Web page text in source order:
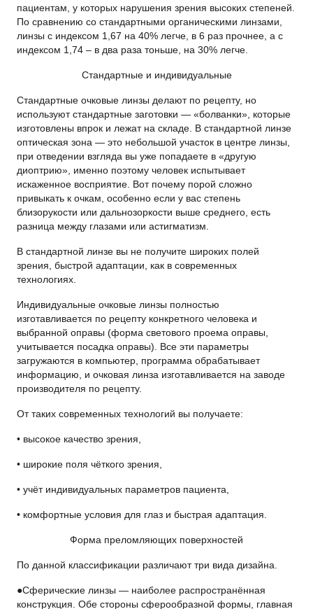
пациентам, у которых нарушения зрения высоких степеней.
По сравнению со стандартными органическими линзами,
линзы с индексом 1,67 на 40% легче, в 6 раз прочнее, а с
индексом 1,74 – в два раза тоньше, на 30% легче.
Стандартные и индивидуальные
Стандартные очковые линзы делают по рецепту, но
используют стандартные заготовки — «болванки», которые
изготовлены впрок и лежат на складе. В стандартной линзе
оптическая зона — это небольшой участок в центре линзы,
при отведении взгляда вы уже попадаете в «другую
диоптрию», именно поэтому человек испытывает
искаженное восприятие. Вот почему порой сложно
привыкать к очкам, особенно если у вас степень
близорукости или дальнозоркости выше среднего, есть
разница между глазами или астигматизм.
В стандартной линзе вы не получите широких полей
зрения, быстрой адаптации, как в современных
технологиях.
Индивидуальные очковые линзы полностью
изготавливается по рецепту конкретного человека и
выбранной оправы (форма светового проема оправы,
учитывается посадка оправы). Все эти параметры
загружаются в компьютер, программа обрабатывает
информацию, и очковая линза изготавливается на заводе
производителя по рецепту.
От таких современных технологий вы получаете:
• высокое качество зрения,
• широкие поля чёткого зрения,
• учёт индивидуальных параметров пациента,
• комфортные условия для глаз и быстрая адаптация.
Форма преломляющих поверхностей
По данной классификации различают три вида дизайна.
●Сфepичecкие линзы — наиболее распространённая
конструкция. Обе стороны сферообразной формы, главная